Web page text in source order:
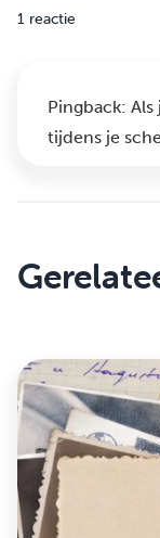
1 reactie
Pingback: Als
tijdens je